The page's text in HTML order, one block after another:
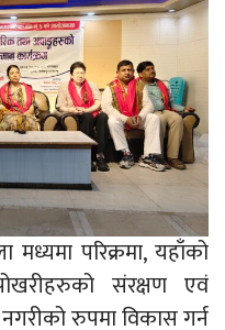
परिक्रमा, यहाँको
संरक्षण एवं
रुपमा विकास गर्न